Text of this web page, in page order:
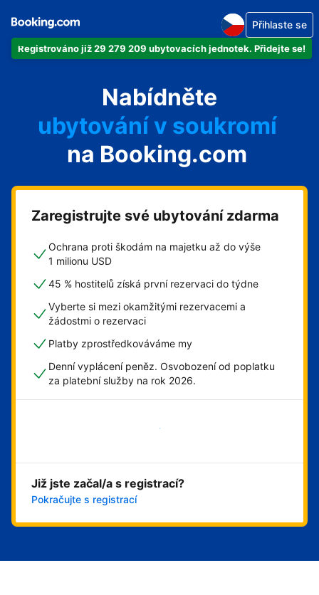
Registrováno již 29 279 209 ubytovacích jednotek. Přidejte se!
Přihlaste se
Nabídněte
svůj byt
svůj hotel
ubytování v soukromí
svůj penzion
svou chatu
na Booking.com
Zaregistrujte své ubytování zdarma
Ochrana proti škodám na majetku až do výše
1 milionu USD
45 % hostitelů získá první rezervaci do týdne
Vyberte si mezi okamžitými rezervacemi a
žádostmi o rezervaci
Platby zprostředkováváme my
Denní vyplácení peněz. Osvobození od poplatku
za platební služby na rok 2026.
Začít hned
Již jste začal/a s registrací?
Pokračujte s registrací